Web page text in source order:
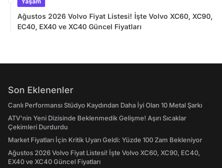
Ağustos 2026 Volvo Fiyat Listesi! İşte Volvo XC60, XC90,
EC40, EX40 ve XC40 Güncel Fiyatları
Son Eklenenler
Canlı Performansı Stüdyo Kaydından Daha İyi Olan 10 Metal Şarkı
ATV'nin Yeni Dizisinde Beklenmedik Gelişme! Aşırı Sıcaklar
Çekimleri Durdurdu
Market Fiyatları İçin Kritik Uyarı Geldi: Yüzde 100 Zam Bekleniyor
Ağustos 2026 Volvo Fiyat Listesi! İşte Volvo XC60, XC90, EC40,
EX40 ve XC40 Güncel Fiyatları